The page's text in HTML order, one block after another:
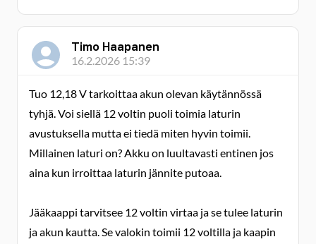
Timo Haapanen
16.2.2026 15:39
Tuo 12,18 V tarkoittaa akun olevan käytännössä
tyhjä. Voi siellä 12 voltin puoli toimia laturin
avustuksella mutta ei tiedä miten hyvin toimii.
Millainen laturi on? Akku on luultavasti entinen jos
aina kun irroittaa laturin jännite putoaa.
Jääkaappi tarvitsee 12 voltin virtaa ja se tulee laturin
ja akun kautta. Se valokin toimii 12 voltilla ja kaapin